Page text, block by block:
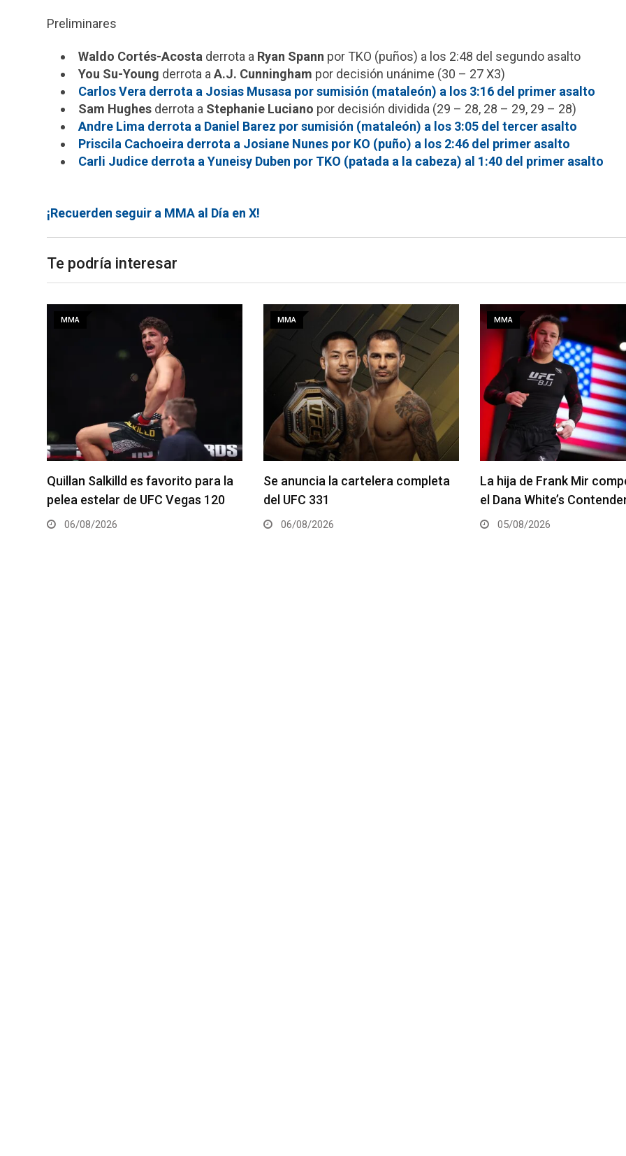
Preliminares
Waldo Cortés-Acosta derrota a Ryan Spann por TKO (puños) a los 2:48 del segundo asalto
You Su-Young derrota a A.J. Cunningham por decisión unánime (30 – 27 X3)
Carlos Vera derrota a Josias Musasa por sumisión (mataleón) a los 3:16 del primer asalto
Sam Hughes derrota a Stephanie Luciano por decisión dividida (29 – 28, 28 – 29, 29 – 28)
Andre Lima derrota a Daniel Barez por sumisión (mataleón) a los 3:05 del tercer asalto
Priscila Cachoeira derrota a Josiane Nunes por KO (puño) a los 2:46 del primer asalto
Carli Judice derrota a Yuneisy Duben por TKO (patada a la cabeza) al 1:40 del primer asalto
¡Recuerden seguir a MMA al Día en X!
Te podría interesar
MMA
Se anuncia la cartelera completa
del UFC 331
06/08/2026
MMA
La hija de Frank Mir competirá en
el Dana White’s Contender Series
05/08/2026
MMA
Joshua Van vs. Alexandre
2 será la pelea estelar del
05/08/2026